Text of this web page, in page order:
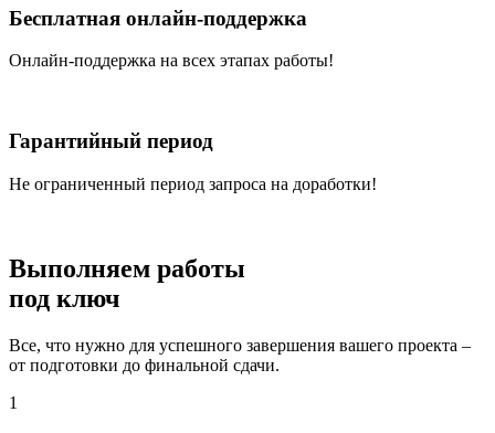
Бесплатная онлайн-поддержка
Онлайн-поддержка на всех этапах работы!
Гарантийный период
Не ограниченный период запроса на доработки!
Выполняем работы
под ключ
Все, что нужно для успешного завершения вашего проекта –
от подготовки до финальной сдачи.
1